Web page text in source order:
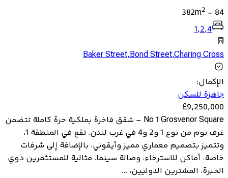
84
-
382m2
1,2,4
Baker Street,Bond Street,Charing Cross
الإكمال:
جاهزة للسكن
£9,250,000
No 1 Grosvenor Square – شقق فاخرة بملكية حرة كاملة تتضمن
غرف نوم من نوع 1 و2 و4 في غرب لندن. تقع في المنطقة 1،
وتتميز بتصميم معماري مميز وأيقوني، بالإضافة إلى شرفات
خاصة، أماكن للاسترخاء، وصالة سينما. مثالية للمستثمرين ذوي
الخبرة، المشترين الدوليين، ...